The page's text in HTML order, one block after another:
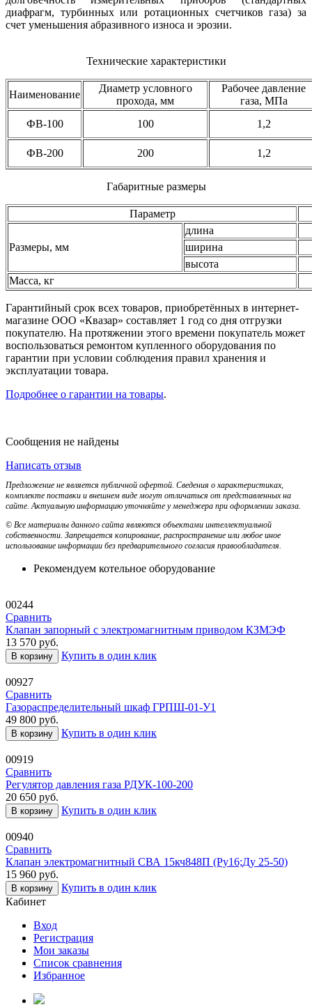
диафрагм, турбинных или ротационных счетчиков газа) за
счет уменьшения абразивного износа и эрозии.
Технические характеристики
Наименование
Диаметр условного
прохода, мм
Рабочее давление
газа, МПа
ФВ-100
100 1,2
ФВ-200 200 1,2
Габаритные размеры
Параметр
Размеры, мм
длина
ширина
высота
Масса, кг
Гарантийный срок всех товаров, приобретённых в интернет-
магазине ООО «Квазар» составляет 1 год со дня отгрузки
покупателю. На протяжении этого времени покупатель может
воспользоваться ремонтом купленного оборудования по
гарантии при условии соблюдения правил хранения и
эксплуатации товара.
Подробнее о гарантии на товары.
Сообщения не найдены
Написать отзыв
Предложение не является публичной офертой. Сведения о характеристиках,
комплекте поставки и внешнем виде могут отличаться от представленных на
сайте. Актуальную информацию уточняйте у менеджера при оформлении заказа.
© Все материалы данного сайта являются объектами интеллектуальной
собственности. Запрещается копирование, распространение или любое иное
использование информации без предварительного согласия правообладателя.
Рекомендуем котельное оборудование
00244
Сравнить
Клапан запорный с электромагнитным приводом КЗМЭФ
13 570 руб.
В корзину Купить в один клик
00927
Сравнить
Газораспределительный шкаф ГРПШ-01-У1
49 800 руб.
В корзину Купить в один клик
00919
Сравнить
Регулятор давления газа РДУК-100-200
20 650 руб.
В корзину Купить в один клик
00940
Сравнить
Клапан электромагнитный СВА 15кч848П (Ру16;Ду 25-50)
15 960 руб.
В корзину
Купить в один клик
Кабинет
Вход
Регистрация
Мои заказы
Список сравнения
Избранное